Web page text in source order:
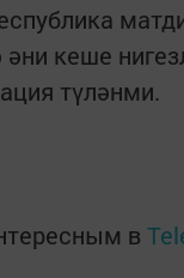
кеше
түләнми.
в